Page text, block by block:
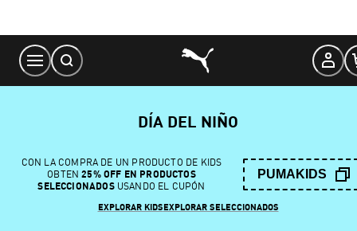
Content
DÍA DEL NIÑO
CON LA COMPRA DE UN PRODUCTO DE KIDS
OBTEN 25% OFF EN PRODUCTOS
SELECCIONADOSUSANDO EL CUPÓN
PUMAKIDS
EXPLORAR KIDSEXPLORAR SELECCIONADOS